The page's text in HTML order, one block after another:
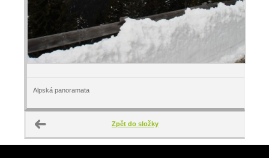
Alpská panoramata
Zpět do složky